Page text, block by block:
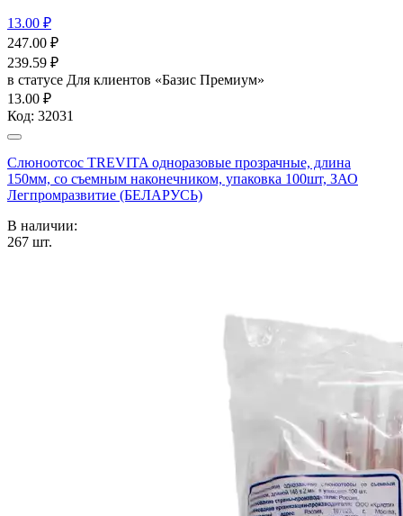
13.00 ₽
247.00 ₽
239.59 ₽
в статусе Для клиентов «Базис Премиум»
13.00 ₽
Код: 32031
Слюноотсос TREVITA одноразовые прозрачные, длина
150мм, со съемным наконечником, упаковка 100шт, ЗАО
Легпромразвитие (БЕЛАРУСЬ)
В наличии:
267 шт.